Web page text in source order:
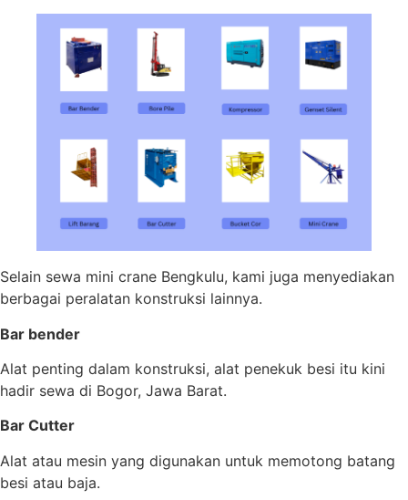
Selain sewa mini crane Bengkulu, kami juga menyediakan
berbagai peralatan konstruksi lainnya.
Bar bender
Alat penting dalam konstruksi, alat penekuk besi itu kini
hadir sewa di Bogor, Jawa Barat.
Bar Cutter
Alat atau mesin yang digunakan untuk memotong batang
besi atau baja.